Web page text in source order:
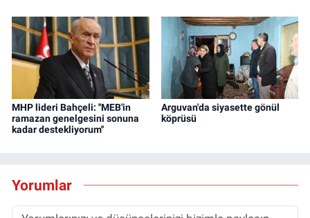
MHP lideri Bahçeli: ''MEB'in
ramazan genelgesini sonuna
kadar destekliyorum''
Arguvan'da siyasette gönül
köprüsü
Yorumlar